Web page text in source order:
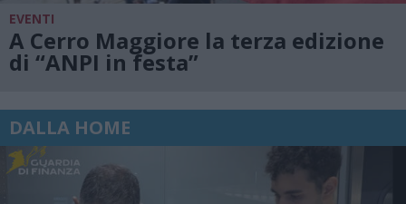
EVENTI
A Cerro Maggiore la terza edizione
di “ANPI in festa”
DALLA HOME